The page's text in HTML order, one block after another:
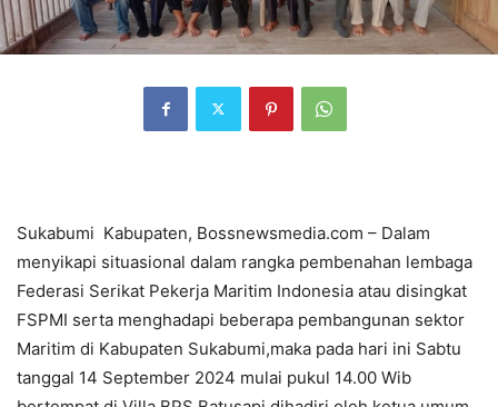
Sukabumi Kabupaten, Bossnewsmedia.com – Dalam
menyikapi situasional dalam rangka pembenahan lembaga
Federasi Serikat Pekerja Maritim Indonesia atau disingkat
FSPMI serta menghadapi beberapa pembangunan sektor
Maritim di Kabupaten Sukabumi,maka pada hari ini Sabtu
tanggal 14 September 2024 mulai pukul 14.00 Wib